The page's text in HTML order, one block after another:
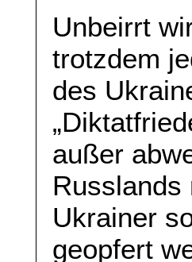
Unbeirrt
trotzdem
des
außer
Russlands
Ukrainer
geopfert